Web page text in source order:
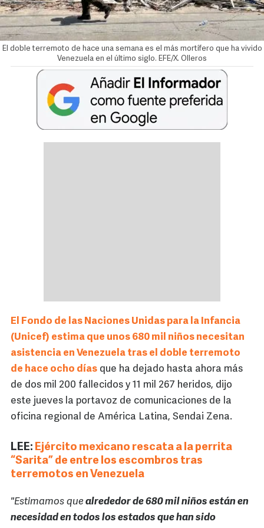
El doble terremoto de hace una semana es el más mortífero que ha vivido
Venezuela en el último siglo. EFE/X. Olleros
El Fondo de las Naciones Unidas para la Infancia
(Unicef) estima que unos 680 mil niños necesitan
asistencia en Venezuela tras el doble terremoto
de hace ocho días que ha dejado hasta ahora más
de dos mil 200 fallecidos y 11 mil 267 heridos, dijo
este jueves la portavoz de comunicaciones de la
oficina regional de América Latina, Sendai Zena.
LEE: Ejército mexicano rescata a la perrita
“Sarita” de entre los escombros tras
terremotos en Venezuela
"Estimamos que alrededor de 680 mil niños están en
necesidad en todos los estados que han sido